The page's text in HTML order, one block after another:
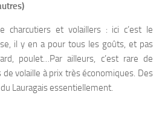
charcutiers et volaillers : ici c’est le
il y en a pour tous les goûts, et pas
poulet…Par ailleurs, c’est rare de
volaille à prix très économiques. Des
Lauragais essentiellement.